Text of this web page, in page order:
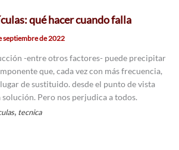
qué hacer cuando falla
septiembre de 2022
-entre otros factores- puede precipitar
que, cada vez con más frecuencia,
lugar de sustituido. desde el punto de vista
Pero nos perjudica a todos.
, tecnica